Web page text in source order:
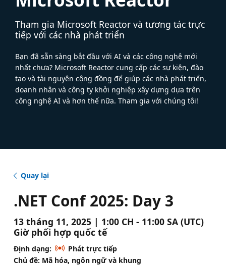
Tham gia Microsoft Reactor và tương tác trực
tiếp với các nhà phát triển
Bạn đã sẵn sàng bắt đầu với AI và các công nghệ mới
nhất chưa? Microsoft Reactor cung cấp các sự kiện, đào
tạo và tài nguyên cộng đồng để giúp các nhà phát triển,
doanh nhân và công ty khởi nghiệp xây dựng dựa trên
công nghệ AI và hơn thế nữa. Tham gia với chúng tôi!
Quay lại
.NET Conf 2025: Day 3
13 tháng 11, 2025 | 1:00 CH - 11:00 SA (UTC)
Giờ phối hợp quốc tế
Định dạng:
Phát trực tiếp
Chủ đề: Mã hóa, ngôn ngữ và khung